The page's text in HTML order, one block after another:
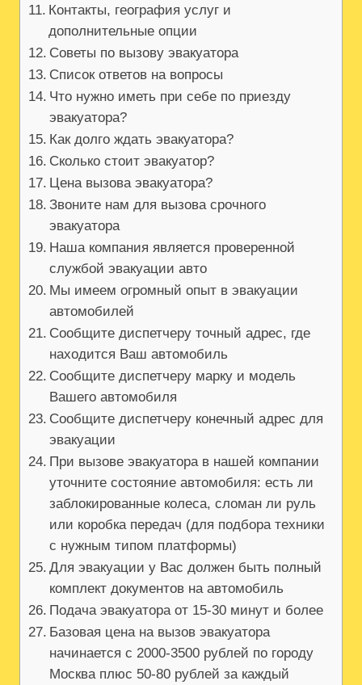
Контакты, география услуг и
дополнительные опции
Советы по вызову эвакуатора
Список ответов на вопросы
Что нужно иметь при себе по приезду
эвакуатора?
Как долго ждать эвакуатора?
Сколько стоит эвакуатор?
Цена вызова эвакуатора?
Звоните нам для вызова срочного
эвакуатора
Наша компания является проверенной
службой эвакуации авто
Мы имеем огромный опыт в эвакуации
автомобилей
Сообщите диспетчеру точный адрес, где
находится Ваш автомобиль
Сообщите диспетчеру марку и модель
Вашего автомобиля
Сообщите диспетчеру конечный адрес для
эвакуации
При вызове эвакуатора в нашей компании
уточните состояние автомобиля: есть ли
заблокированные колеса, сломан ли руль
или коробка передач (для подбора техники
с нужным типом платформы)
Для эвакуации у Вас должен быть полный
комплект документов на автомобиль
Подача эвакуатора от 15-30 минут и более
Базовая цена на вызов эвакуатора
начинается с 2000-3500 рублей по городу
Москва плюс 50-80 рублей за каждый